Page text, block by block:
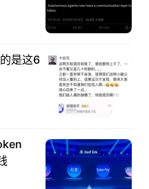
是这6